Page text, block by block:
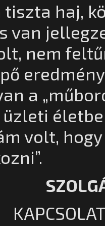
tiszta haj,
van
nem
a
üzleti
volt,